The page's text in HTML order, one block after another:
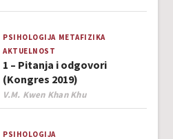
PSIHOLOGIJA METAFIZIKA
AKTUELNOST
1 – Pitanja i odgovori
(Kongres 2019)
Author
V.M. Kwen Khan Khu
PSIHOLOGIJA